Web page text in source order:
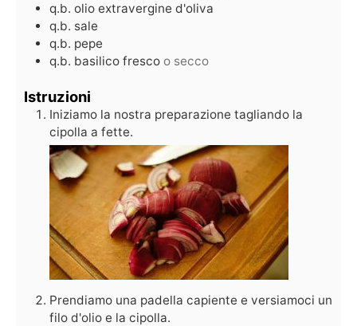
q.b. olio extravergine d'oliva
q.b. sale
q.b. pepe
q.b. basilico fresco o secco
Istruzioni
Iniziamo la nostra preparazione tagliando la
cipolla a fette.
Prendiamo una padella capiente e versiamoci un
filo d'olio e la cipolla.